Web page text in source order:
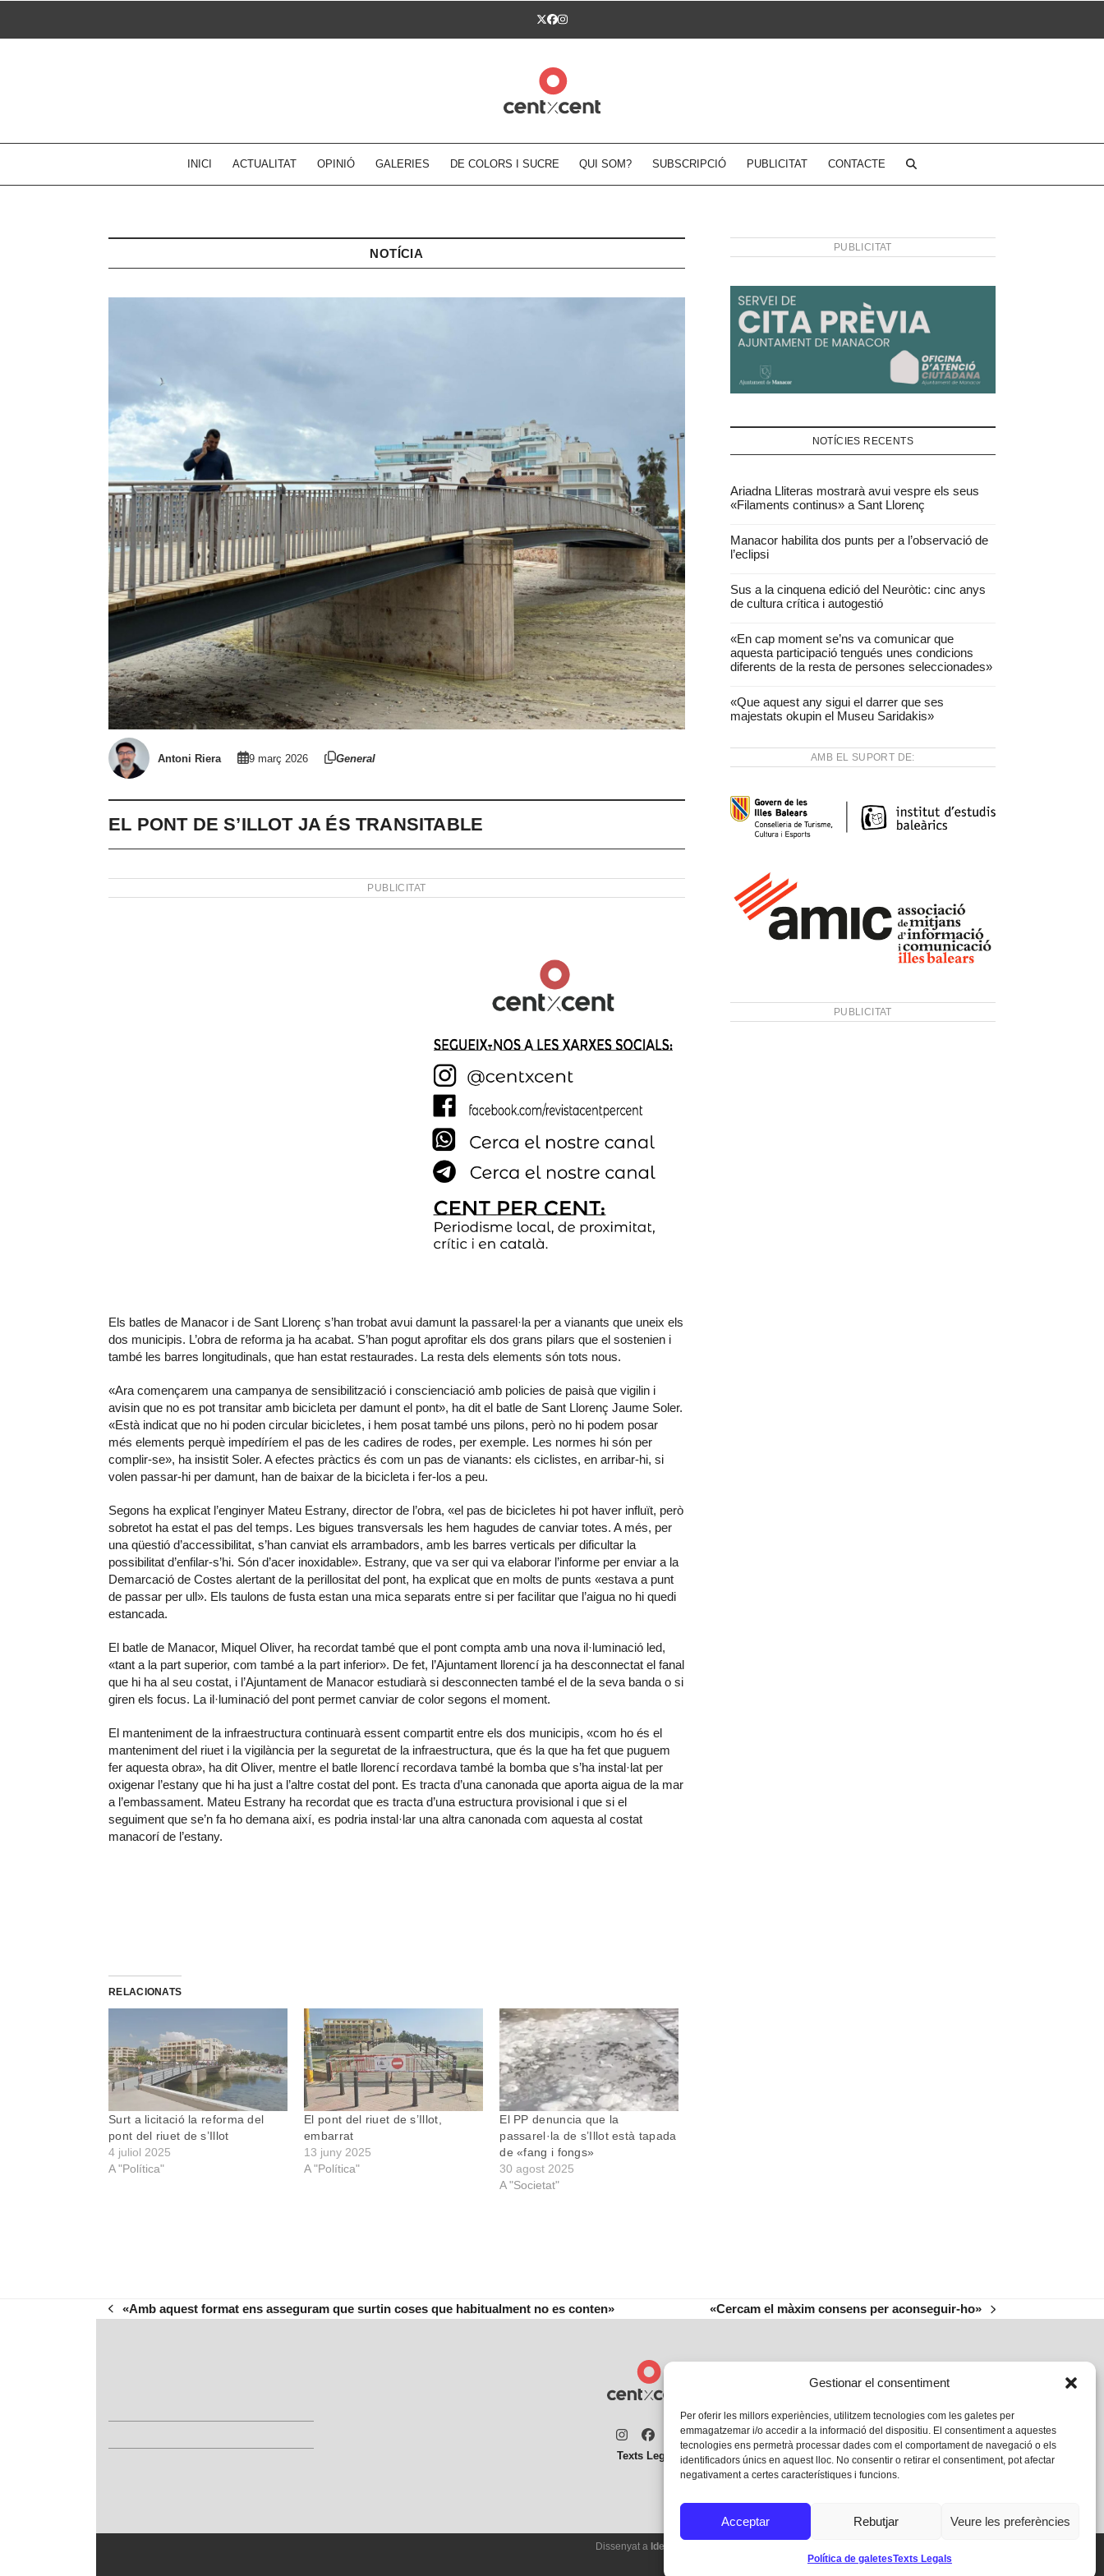
Gestionar el consentiment
Per oferir les millors experiències, utilitzem tecnologies com les galetes per
emmagatzemar i/o accedir a la informació del dispositiu. El consentiment a aquestes
tecnologies ens permetrà processar dades com el comportament de navegació o els
identificadors únics en aquest lloc. No consentir o retirar el consentiment, pot afectar
negativament a certes característiques i funcions.
Acceptar Rebutjar Veure les preferències
Política de galetesTexts Legals
Twitter
Facebook
Instagram
INICI ACTUALITAT OPINIÓ GALERIES DE COLORS I SUCRE QUI SOM? SUBSCRIPCIÓ PUBLICITAT CONTACTE
NOTÍCIA
Antoni Riera 9 març 2026 General
EL PONT DE S’ILLOT JA ÉS TRANSITABLE
PUBLICITAT
Els batles de Manacor i de Sant Llorenç s’han trobat avui damunt la passarel·la per a vianants que uneix els
dos municipis. L’obra de reforma ja ha acabat. S’han pogut aprofitar els dos grans pilars que el sostenien i
també les barres longitudinals, que han estat restaurades. La resta dels elements són tots nous.
«Ara començarem una campanya de sensibilització i conscienciació amb policies de paisà que vigilin i
avisin que no es pot transitar amb bicicleta per damunt el pont», ha dit el batle de Sant Llorenç Jaume Soler.
«Està indicat que no hi poden circular bicicletes, i hem posat també uns pilons, però no hi podem posar
més elements perquè impedíríem el pas de les cadires de rodes, per exemple. Les normes hi són per
complir-se», ha insistit Soler. A efectes pràctics és com un pas de vianants: els ciclistes, en arribar-hi, si
volen passar-hi per damunt, han de baixar de la bicicleta i fer-los a peu.
Segons ha explicat l’enginyer Mateu Estrany, director de l’obra, «el pas de bicicletes hi pot haver influït, però
sobretot ha estat el pas del temps. Les bigues transversals les hem hagudes de canviar totes. A més, per
una qüestió d’accessibilitat, s’han canviat els arrambadors, amb les barres verticals per dificultar la
possibilitat d’enfilar-s’hi. Són d’acer inoxidable». Estrany, que va ser qui va elaborar l’informe per enviar a la
Demarcació de Costes alertant de la perillositat del pont, ha explicat que en molts de punts «estava a punt
de passar per ull». Els taulons de fusta estan una mica separats entre si per facilitar que l’aigua no hi quedi
estancada.
El batle de Manacor, Miquel Oliver, ha recordat també que el pont compta amb una nova il·luminació led,
«tant a la part superior, com també a la part inferior». De fet, l’Ajuntament llorencí ja ha desconnectat el fanal
que hi ha al seu costat, i l’Ajuntament de Manacor estudiarà si desconnecten també el de la seva banda o si
giren els focus. La il·luminació del pont permet canviar de color segons el moment.
El manteniment de la infraestructura continuarà essent compartit entre els dos municipis, «com ho és el
manteniment del riuet i la vigilància per la seguretat de la infraestructura, que és la que ha fet que puguem
fer aquesta obra», ha dit Oliver, mentre el batle llorencí recordava també la bomba que s’ha instal·lat per
oxigenar l’estany que hi ha just a l’altre costat del pont. Es tracta d’una canonada que aporta aigua de la mar
a l’embassament. Mateu Estrany ha recordat que es tracta d’una estructura provisional i que si el
seguiment que se’n fa ho demana així, es podria instal·lar una altra canonada com aquesta al costat
manacorí de l’estany.
RELACIONATS
Surt a licitació la reforma del
pont del riuet de s’Illot
4 juliol 2025
A "Política"
El pont del riuet de s’Illot,
embarrat
13 juny 2025
A "Política"
El PP denuncia que la
passarel·la de s’Illot està tapada
de «fang i fongs»
30 agost 2025
A "Societat"
PUBLICITAT
NOTÍCIES RECENTS
Ariadna Lliteras mostrarà avui vespre els seus
«Filaments continus» a Sant Llorenç
Manacor habilita dos punts per a l’observació de
l’eclipsi
Sus a la cinquena edició del Neuròtic: cinc anys
de cultura crítica i autogestió
«En cap moment se’ns va comunicar que
aquesta participació tengués unes condicions
diferents de la resta de persones seleccionades»
«Que aquest any sigui el darrer que ses
majestats okupin el Museu Saridakis»
AMB EL SUPORT DE:
PUBLICITAT
previous
«Amb aquest format ens asseguram que surtin coses que habitualment no es conten»
next
«Cercam el màxim consens per aconseguir-ho»
Instagram
Facebook
Twitter
Texts Legals
Dissenyat a Ideograma